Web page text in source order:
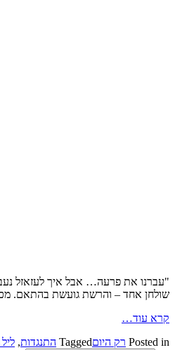
"עברנו את פרעה… אבל איך לעזאזל
שולחן אחד – והרשת גועשת בהתאם.
קרא עוד…
Posted in רק היוםTagged התנגדות,